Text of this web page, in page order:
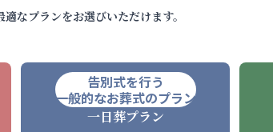
なプランをお選びいただけます。
告別式を行う
一般的なお葬式のプラン
一日葬プラン